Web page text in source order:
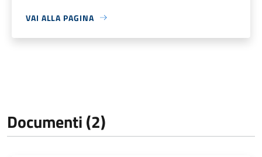
VAI ALLA PAGINA
Documenti (2)